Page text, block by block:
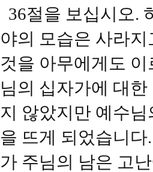
36절을 보십시오.
야의 모습은 사라
것을 아무에게도
님의 십자가에 대
지 않았지만 예수
을 뜨게 되었습니
가 주님의 남은 고